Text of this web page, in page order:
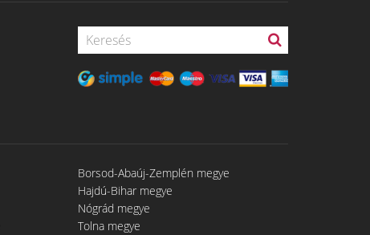
Borsod-Abaúj-Zemplén megye
Hajdú-Bihar megye
Nógrád megye
Tolna megye